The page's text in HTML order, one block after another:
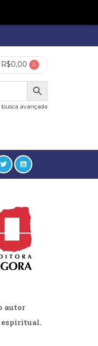
R$0,00 0
busca avançada
autor
espiritual.